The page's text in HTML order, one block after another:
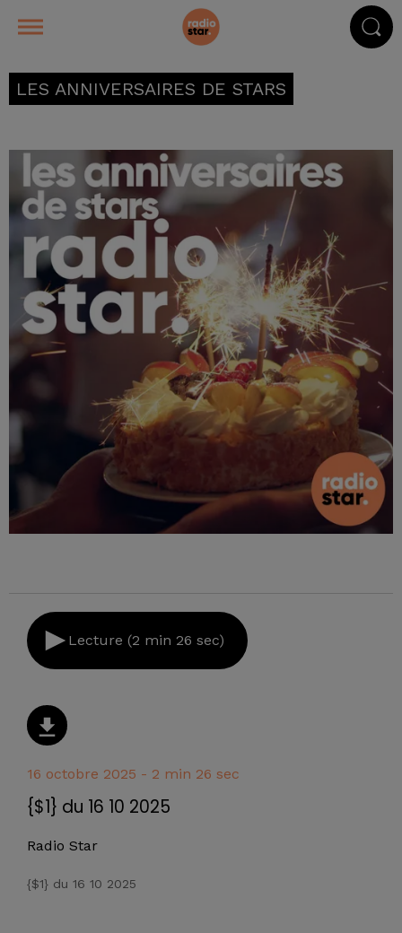
LES ANNIVERSAIRES DE STARS
Lecture (2 min 26 sec)
16 octobre 2025 - 2 min 26 sec
{$1} du 16 10 2025
Radio Star
{$1} du 16 10 2025